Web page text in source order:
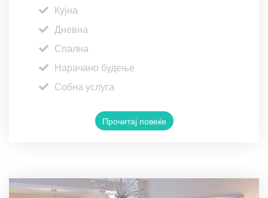
Кујна
Дневна
Спална
Нарачано будење
Собна услуга
Прочитај повеќе